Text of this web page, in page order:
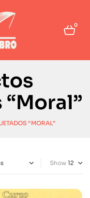
0
“MORAL”
Show